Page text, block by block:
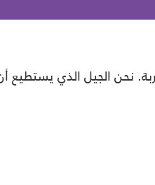
التربة. نحن الجيل الذي